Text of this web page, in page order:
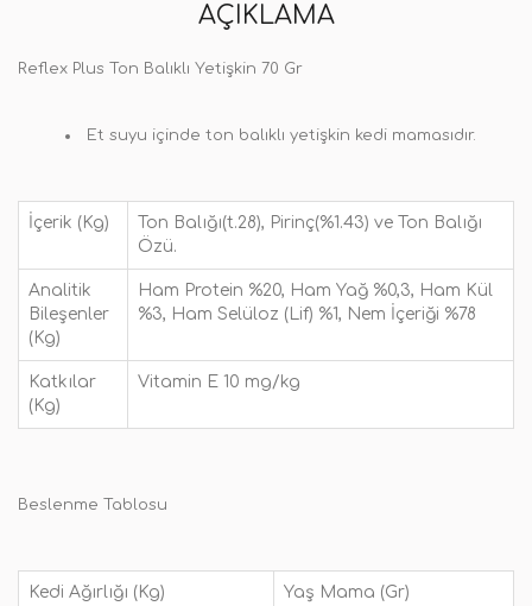
AÇIKLAMA
Reflex Plus Ton Balıklı Yetişkin 70 Gr
Et suyu içinde ton balıklı yetişkin kedi mamasıdır.
İçerik (Kg)
Ton Balığı(t.28), Pirinç(%1.43) ve Ton Balığı
Özü.
Analitik
Bileşenler
(Kg)
Ham Protein %20, Ham Yağ %0,3, Ham Kül
%3, Ham Selüloz (Lif) %1, Nem İçeriği %78
Katkılar
(Kg)
Vitamin E 10 mg/kg
Beslenme Tablosu
Kedi Ağırlığı (Kg) Yaş Mama (Gr)